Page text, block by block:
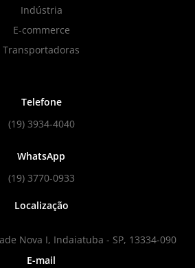
Indústria
E-commerce
Transportadoras
Telefone
(19) 3934-4040
WhatsApp
(19) 3770-0933
Localização
Nova I, Indaiatuba - SP, 13334-090
E-mail